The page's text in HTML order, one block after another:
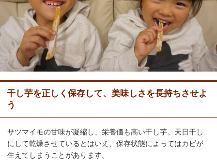
干し芋を正しく保存して、美味しさを長持ちさせよ
う
サツマイモの甘味が凝縮し、栄養価も高い干し芋。天日干し
にして乾燥させているとはいえ、保存状態によってはカビが
生えてしまうことがあります。